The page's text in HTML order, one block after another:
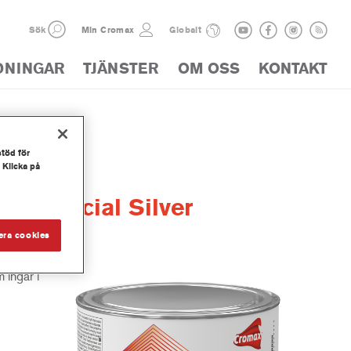
Sök Min Cromax Globalt
TJÄNSTER OM OSS KONTAKT
Special Silver
ingår i
för
på
cookies